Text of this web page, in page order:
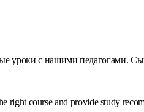
уроки с нашими педагогами.
right course and provide study